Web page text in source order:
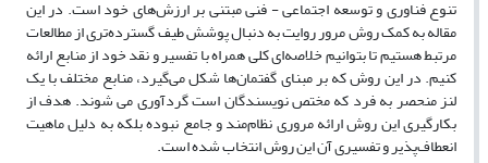
تنوع فناوری و توسعه اجتماعی - فنی مبتنی بر ارزش‌های خود است. در این
مقاله به کمک روش مرور روایت به دنبال پوشش‌ طیف گسترده‌تری از مطالعات
مرتبط هستیم تا بتوانیم خلاصه‌ای کلی همراه با تفسیر و نقد خود از منابع ارائه
کنیم. در این روش که بر مبنای گفتمان‌ها شکل می‌گیرد، منابع مختلف با یک
لنز منحصر به فرد که مختص نویسندگان است گردآوری می شوند. هدف از
بکارگیری این روش ارائه مروری نظام‌مند و جامع نبوده بلکه به دلیل ماهیت
انعطاف‌پذیر و تفسیری آن این روش انتخاب شده است.